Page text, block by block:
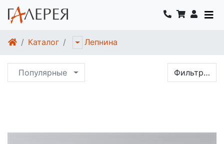
Каталог Лепнина
Популярные Фильтр…